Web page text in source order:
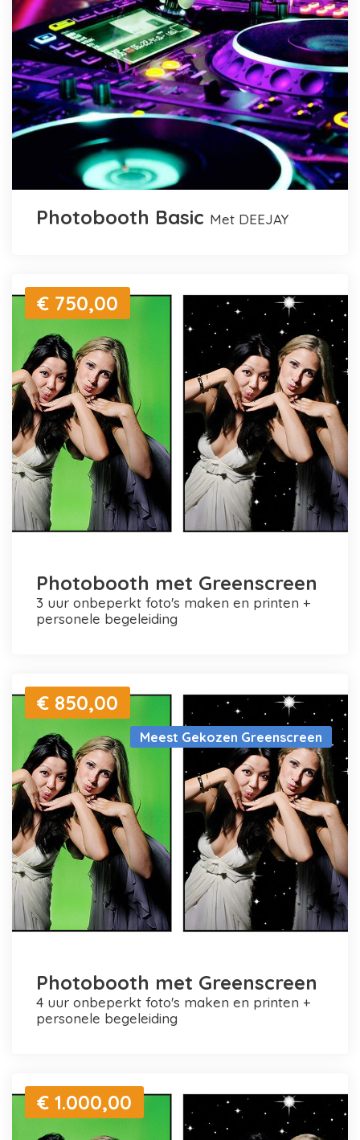
Photobooth Basic met DEEJAY
€ 750,00
Photobooth met Greenscreen
3 uur onbeperkt foto's maken en printen +
personele begeleiding
Meest Gekozen Greenscreen
€ 850,00
Photobooth met Greenscreen
4 uur onbeperkt foto's maken en printen +
personele begeleiding
€ 1.000,00